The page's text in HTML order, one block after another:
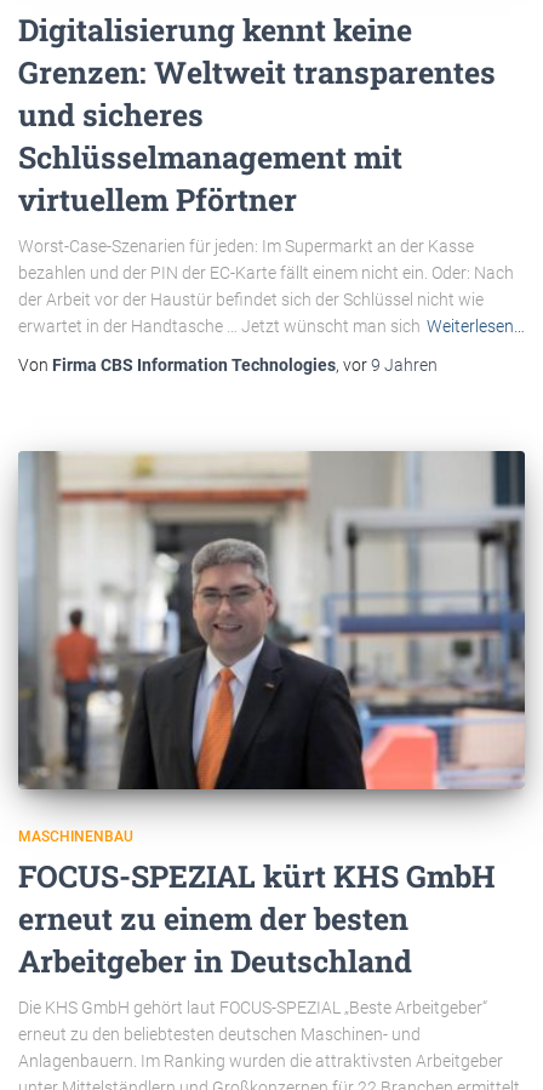
Digitalisierung kennt keine
Grenzen: Weltweit transparentes
und sicheres
Schlüsselmanagement mit
virtuellem Pförtner
Worst-Case-Szenarien für jeden: Im Supermarkt an der Kasse
bezahlen und der PIN der EC-Karte fällt einem nicht ein. Oder: Nach
der Arbeit vor der Haustür befindet sich der Schlüssel nicht wie
erwartet in der Handtasche … Jetzt wünscht man sich Weiterlesen…
Von Firma CBS Information Technologies, vor9 Jahren
MASCHINENBAU
FOCUS-SPEZIAL kürt KHS GmbH
erneut zu einem der besten
Arbeitgeber in Deutschland
Die KHS GmbH gehört laut FOCUS-SPEZIAL „Beste Arbeitgeber“
erneut zu den beliebtesten deutschen Maschinen- und
Anlagenbauern. Im Ranking wurden die attraktivsten Arbeitgeber